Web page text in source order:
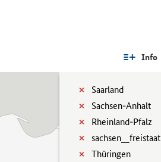
Info
Saarland
Sachsen-Anhalt
Rheinland-Pfalz
sachsen__freistaat
Thüringen